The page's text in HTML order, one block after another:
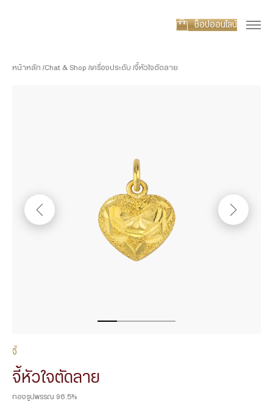
ช็อปออนไลน์
หน้าหลัก Chat & Shop เครื่องประดับ จี้หัวใจตัดลาย
จี้
จี้หัวใจตัดลาย
ทองรูปพรรณ 96.5%